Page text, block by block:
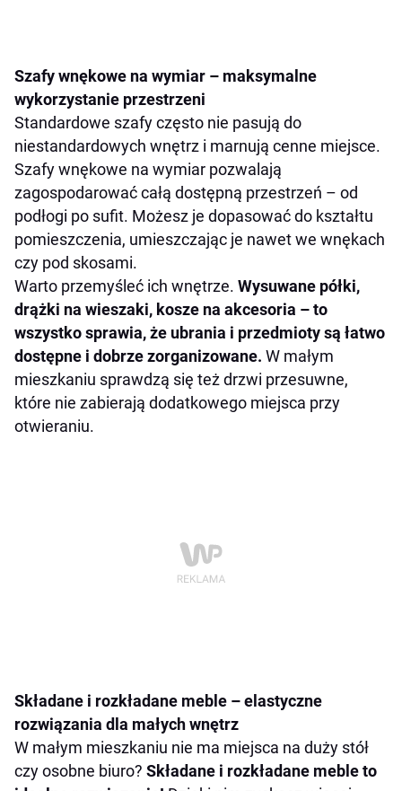
Szafy wnękowe na wymiar – maksymalne
wykorzystanie przestrzeni
Standardowe szafy często nie pasują do
niestandardowych wnętrz i marnują cenne miejsce.
Szafy wnękowe na wymiar pozwalają
zagospodarować całą dostępną przestrzeń – od
podłogi po sufit. Możesz je dopasować do kształtu
pomieszczenia, umieszczając je nawet we wnękach
czy pod skosami.
Warto przemyśleć ich wnętrze. Wysuwane półki,
drążki na wieszaki, kosze na akcesoria – to
wszystko sprawia, że ubrania i przedmioty są łatwo
dostępne i dobrze zorganizowane. W małym
mieszkaniu sprawdzą się też drzwi przesuwne,
które nie zabierają dodatkowego miejsca przy
otwieraniu.
Składane i rozkładane meble – elastyczne
rozwiązania dla małych wnętrz
W małym mieszkaniu nie ma miejsca na duży stół
czy osobne biuro? Składane i rozkładane meble to